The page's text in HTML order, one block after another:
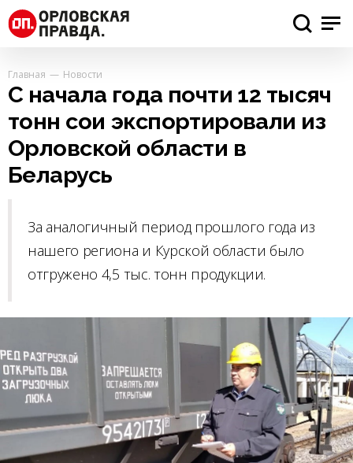
Главная Новости
С начала года почти 12 тысяч
тонн сои экспортировали из
Орловской области в
Беларусь
За аналогичный период прошлого года из
нашего региона и Курской области было
отгружено 4,5 тыс. тонн продукции.